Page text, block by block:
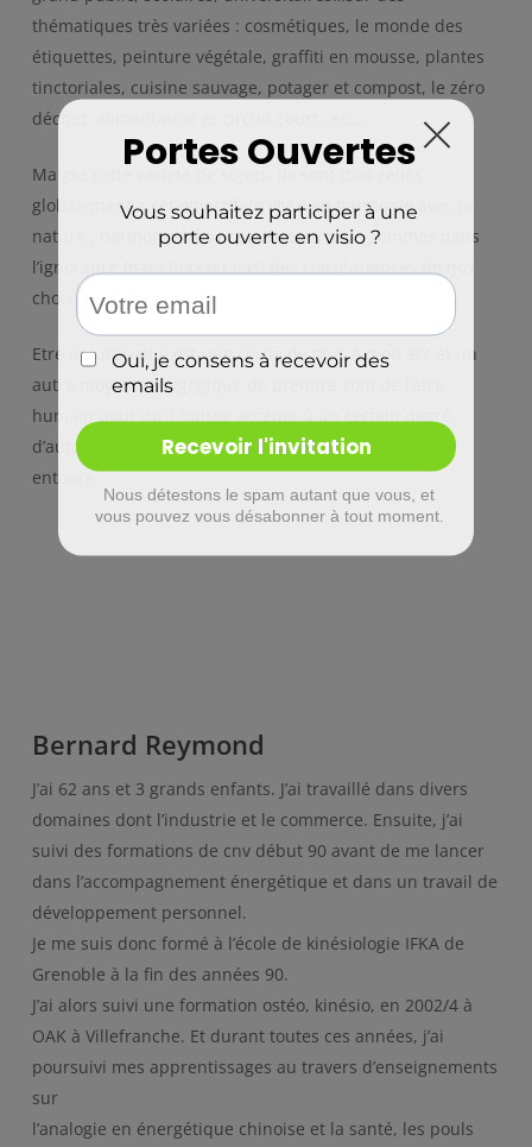
thématiques très variées : cosmétiques, le monde des
étiquettes, peinture végétale, graffiti en mousse, plantes
tinctoriales, cuisine sauvage, potager et compost, le zéro
déchet, alimentation et circuit court…etc…
Malgré cette variété de sujets, ils sont tous reliés
globalement à cet objectif de vivre en harmonie avec la
nature ; harmonie très précaire tant nous sommes dans
l’ignorance (par choix ou pas) des conséquences de nos
choix quotidiens.
Etre naturopathe est une corde de plus à mon arc et un
autre moyen pédagogique de prendre soin de l’être
humain pour qu’il puisse accéder à un certain degré
d’autonomie plus respectueuse du monde qui nous
entoure.
Bernard Reymond
J’ai 62 ans et 3 grands enfants. J’ai travaillé dans divers
domaines dont l’industrie et le commerce. Ensuite, j’ai
suivi des formations de cnv début 90 avant de me lancer
dans l’accompagnement énergétique et dans un travail de
développement personnel.
Je me suis donc formé à l’école de kinésiologie IFKA de
Grenoble à la fin des années 90.
J’ai alors suivi une formation ostéo, kinésio, en 2002/4 à
OAK à Villefranche. Et durant toutes ces années, j’ai
poursuivi mes apprentissages au travers d’enseignements
sur
l’analogie en énergétique chinoise et la santé, les pouls